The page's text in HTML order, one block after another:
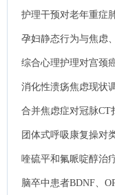
护理干预对老年重症
抑郁、焦虑评分影响.
孕妇静态行为与焦虑
综合心理护理对宫颈
评价.
消化性溃疡焦虑现状
合并焦虑症对冠脉CT
团体式呼吸康复操对
郁及肺功能的改善作
喹硫平和氟哌啶醇治
虑评分影响.
脑卒中患者BDNF、